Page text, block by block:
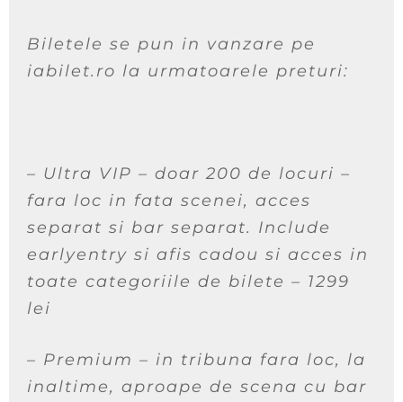
Biletele se pun in vanzare pe
iabilet.ro la urmatoarele preturi:
– Ultra VIP – doar 200 de locuri –
fara loc in fata scenei, acces
separat si bar separat. Include
earlyentry si afis cadou si acces in
toate categoriile de bilete – 1299
lei
– Premium – in tribuna fara loc, la
inaltime, aproape de scena cu bar